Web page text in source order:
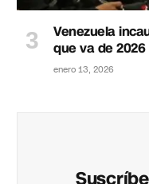
Venezuela
que va de 2026
enero 13, 2026